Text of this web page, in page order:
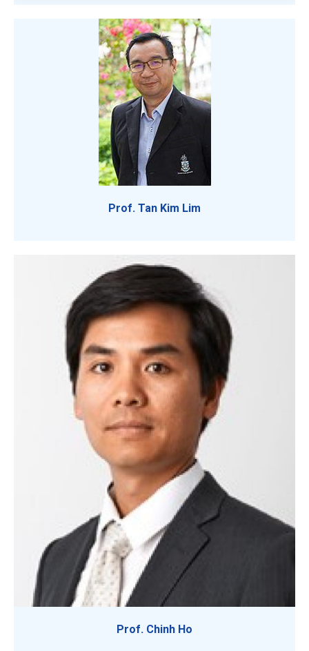
Prof. Tan Kim Lim
Prof. Chinh Ho